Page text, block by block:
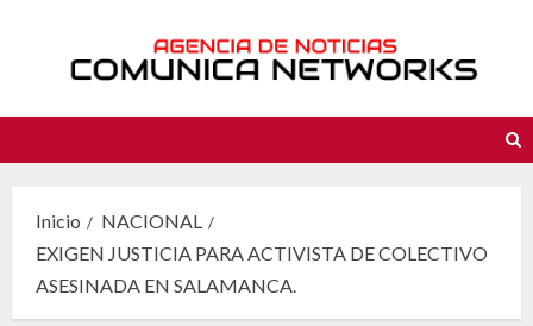
contenido
Inicio
NACIONAL
EXIGEN JUSTICIA PARA ACTIVISTA DE COLECTIVO
ASESINADA EN SALAMANCA.